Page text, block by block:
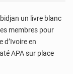
un livre blanc
membres pour
d’Ivoire en
APA sur place